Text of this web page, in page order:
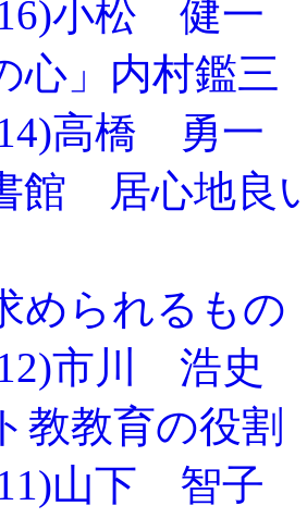
小松 健一
心」内村鑑
高橋 勇一
館 居心地良
められるも
市川 浩史
教教育の役
山下 智子